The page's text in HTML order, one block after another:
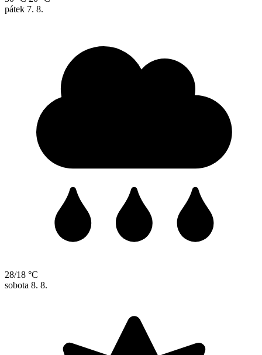
pátek 7. 8.
28/18 °C
sobota 8. 8.